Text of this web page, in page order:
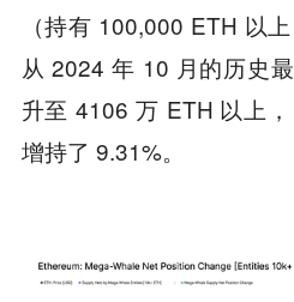
（持有 100,000 ETH 以
从 2024 年 10 月的历史
升至 4106 万 ETH 以上
增持了 9.31%。